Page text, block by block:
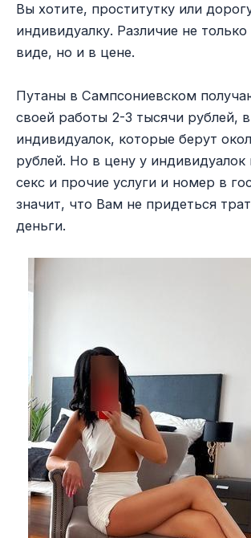
Вы хотите, проститутку или
индивидуалку. Различие не
виде, но и в цене.
Путаны в Сампсониевском
своей работы 2-3 тысячи рублей,
индивидуалок, которые берут
рублей. Но в цену у
секс и прочие услуги и номер в
значит, что Вам не придеться
деньги.